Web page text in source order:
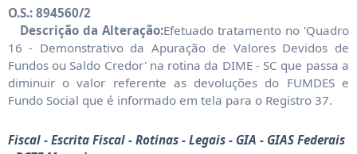
O.S.: 894560/2
Descrição da Alteração:Efetuado tratamento no 'Quadro
16 - Demonstrativo da Apuração de Valores Devidos de
Fundos ou Saldo Credor' na rotina da DIME - SC que passa a
diminuir o valor referente as devoluções do FUMDES e
Fundo Social que é informado em tela para o Registro 37.
Fiscal - Escrita Fiscal - Rotinas - Legais - GIA - GIAS Federais